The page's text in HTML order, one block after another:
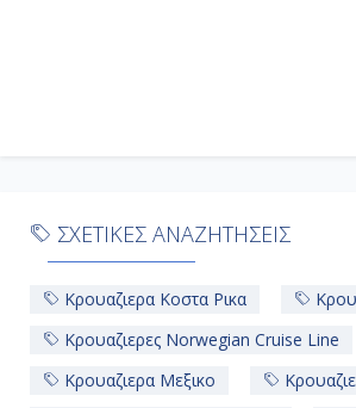
ΣΧΕΤΙΚΕΣ ΑΝΑΖΗΤΗΣΕΙΣ
Κρουαζιερα Κοστα Ρικα
Κρουαζιερες Norwegian Cruise Line
Κρουαζιερα Μεξικο